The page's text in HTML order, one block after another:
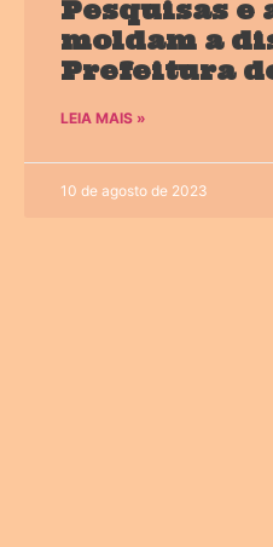
Pesquisas e
moldam a
Prefeitura
LEIA MAIS »
10 de agosto de 2023